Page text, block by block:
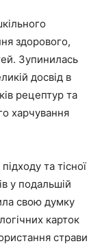
здорового,
Зупинилась
досвід в
рецептур та
харчування
та тісної
у подальшій
свою думку
карток
страви